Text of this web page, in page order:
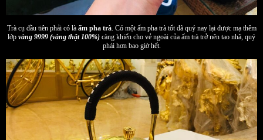
Trà cụ đầu tiên phải có là ấm pha trà. Có một ấm pha trà tốt đã quý nay lại được mạ thêm
lớp vàng 9999 (vàng thật 100%) càng khiến cho vẻ ngoài của ấm trà trở nên tao nhã, quý
phái hơn bao giờ hết.